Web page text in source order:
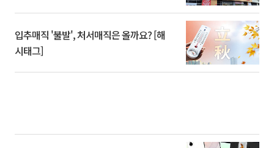
입추매직 '불발', 처서매직은 올까요? [해
시태그]